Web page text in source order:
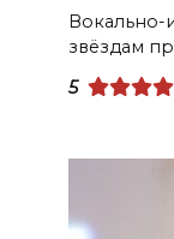
Вокально-
звёздам
5